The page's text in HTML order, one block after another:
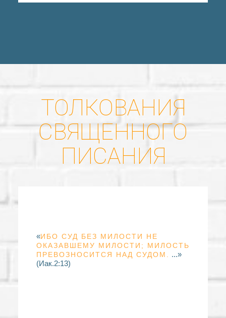
ТОЛКОВАНИЯ
СВЯЩЕННОГО
ПИСАНИЯ
«ИБО СУД БЕЗ МИЛОСТИ НЕ
ОКАЗАВШЕМУ МИЛОСТИ; МИЛОСТЬ
ПРЕВОЗНОСИТСЯ НАД СУДОМ.
...»
(Иак.2:13)